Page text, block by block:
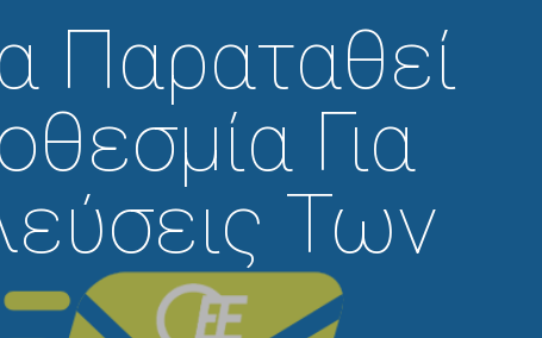
Παραταθεί
Για
Των